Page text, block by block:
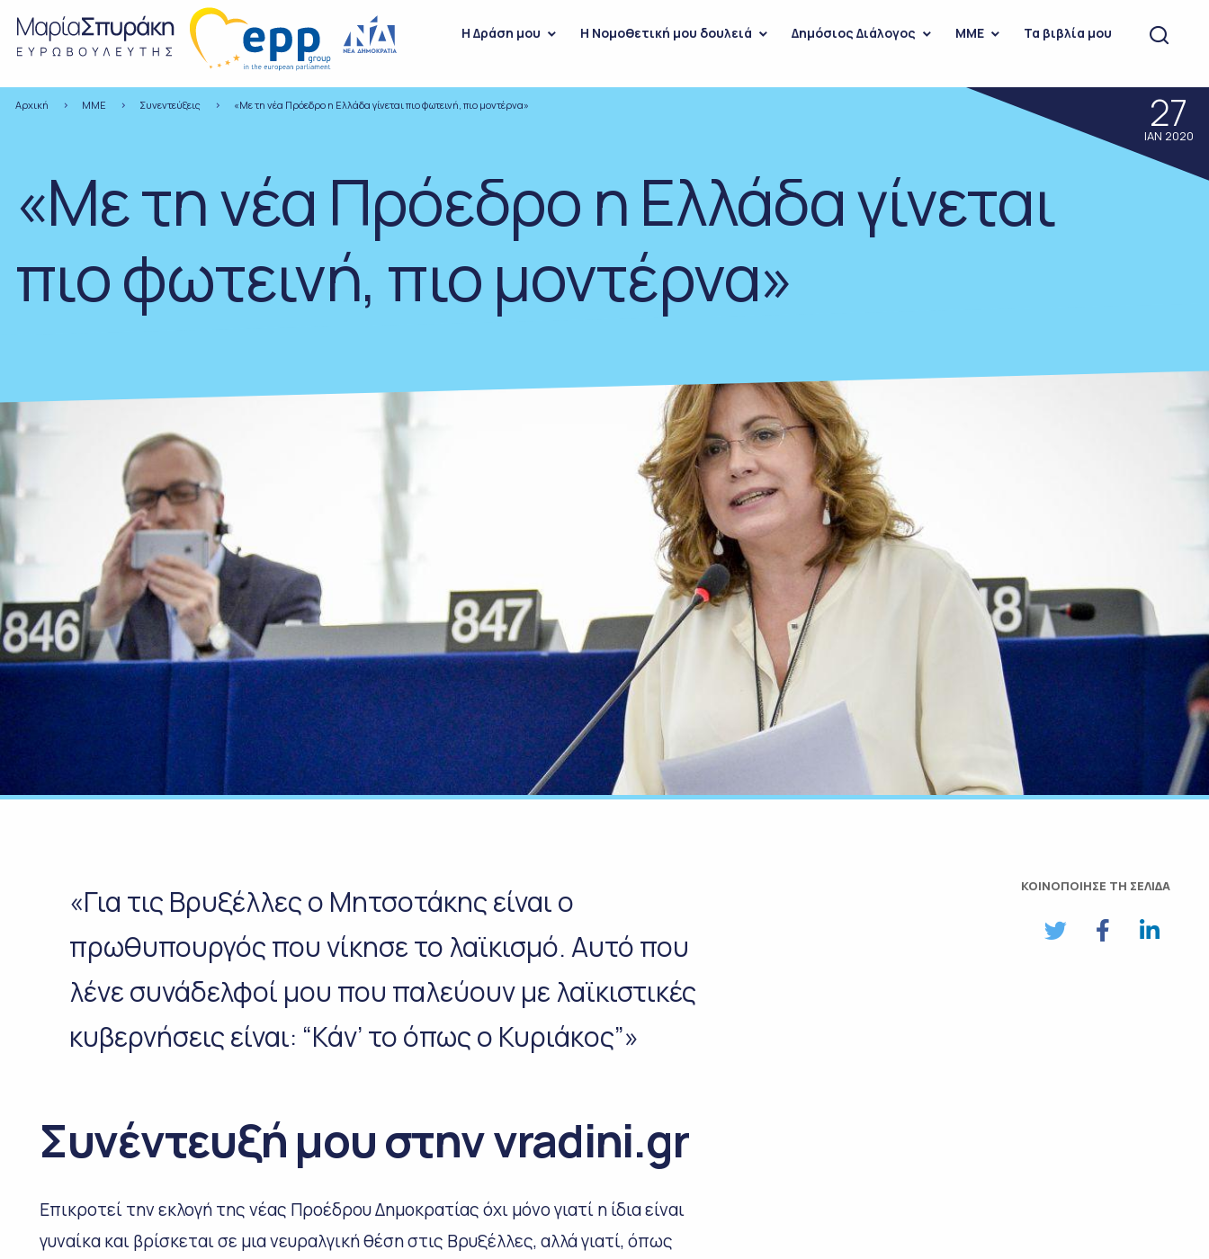
H Δράση μου Η Νομοθετική μου δουλειά Δημόσιος Διάλογος ΜΜΕ Τα βιβλία μου
Αρχική ΜΜΕ Συνεντεύξεις «Με τη νέα Πρόεδρο η Ελλάδα γίνεται πιο φωτεινή, πιο μοντέρνα»
«Με τη νέα Πρόεδρο η Ελλάδα γίνεται
πιο φωτεινή, πιο μοντέρνα»
27
ΙΑΝ 2020
«Για τις Βρυξέλλες ο Μητσοτάκης είναι ο
πρωθυπουργός που νίκησε το λαϊκισμό. Αυτό που
λένε συνάδελφοί μου που παλεύουν με λαϊκιστικές
κυβερνήσεις είναι: “Κάν’ το όπως ο Κυριάκος”»
Συνέντευξή μου στην vradini.gr
Επικροτεί την εκλογή της νέας Προέδρου Δημοκρατίας όχι μόνο γιατί η ίδια είναι
γυναίκα και βρίσκεται σε μια νευραλγική θέση στις Βρυξέλλες, αλλά γιατί, όπως
ΚΟΙΝΟΠΟΙΗΣΕ ΤΗ ΣΕΛΙΔΑ